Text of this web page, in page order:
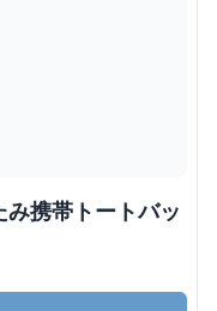
携帯トートバッ